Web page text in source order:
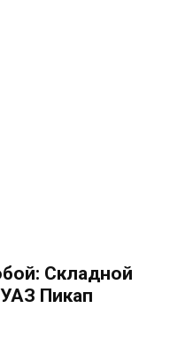
Складной
Пикап